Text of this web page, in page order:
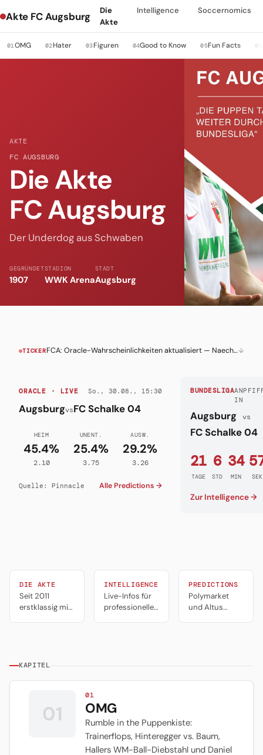
Akte FC Augsburg
Die
Akte
Intelligence Soccernomics
01 OMG 02 Hater 03Figuren 04Good to Know 05Fun Facts 06
AKTE
FC AUGSBURG
Die Akte
FC Augsburg
Der Underdog aus Schwaben
GEGRÜNDET
1907
STADION
WWK Arena
STADT
Augsburg
TICKER FCA: Oracle-Wahrscheinlichkeiten aktualisiert — Naechstes Spiel live verfolgen↓
ORACLE · LIVE So., 30.08., 15:30
AugsburgvsFC Schalke 04
HEIM
45.4%
2.10
UNENT.
25.4%
3.75
AUSW.
29.2%
3.26
Quelle: Pinnacle Alle Predictions →
BUNDESLIGA
IN
Augsburg vs
FC Schalke 04
21
TAGE
6
STD
34
MIN SEK
Zur Intelligence →
DIE AKTE
Seit 2011
erstklassig mit
INTELLIGENCE
Live-Infos für
professionelles
PREDICTIONS
Polymarket
und Altus
KAPITEL
01
01
OMG
Rumble in the Puppenkiste:
Trainerflops, Hinteregger vs. Baum,
Hallers WM-Ball-Diebstahl und Daniel